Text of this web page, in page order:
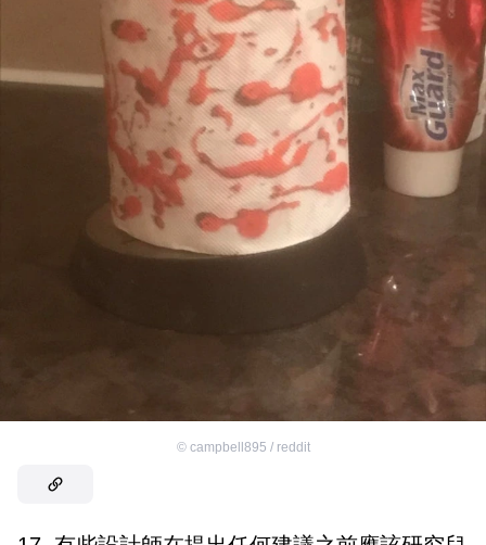
© campbell895 / reddit